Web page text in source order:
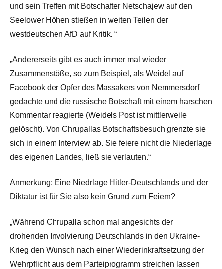
und sein Treffen mit Botschafter Netschajew auf den
Seelower Höhen stießen in weiten Teilen der
westdeutschen AfD auf Kritik. “
„Andererseits gibt es auch immer mal wieder
Zusammenstöße, so zum Beispiel, als Weidel auf
Facebook der Opfer des Massakers von Nemmersdorf
gedachte und die russische Botschaft mit einem harschen
Kommentar reagierte (Weidels Post ist mittlerweile
gelöscht). Von Chrupallas Botschaftsbesuch grenzte sie
sich in einem Interview ab. Sie feiere nicht die Niederlage
des eigenen Landes, ließ sie verlauten.“
Anmerkung: Eine Niedrlage Hitler-Deutschlands und der
Diktatur ist für Sie also kein Grund zum Feiern?
„Während Chrupalla schon mal angesichts der
drohenden Involvierung Deutschlands in den Ukraine-
Krieg den Wunsch nach einer Wiederinkraftsetzung der
Wehrpflicht aus dem Parteiprogramm streichen lassen